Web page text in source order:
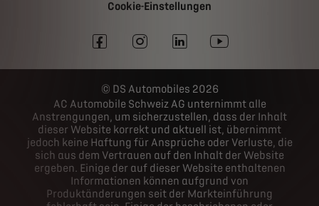
Cookie-Einstellungen
DS Automobiles 2026
AC Automobile Schweiz AG unternimmt alle
Anstrengungen, um sicherzustellen, dass der Inhalt
dieser Website korrekt und aktuell ist, übernimmt
jedoch keine Haftung für Ansprüche oder Verluste, die
sich aus dem Vertrauen auf den Inhalt der Website
ergeben. Einige der auf dieser Website enthaltenen
Informationen können aufgrund von
Produktänderungen seit der Markteinführung